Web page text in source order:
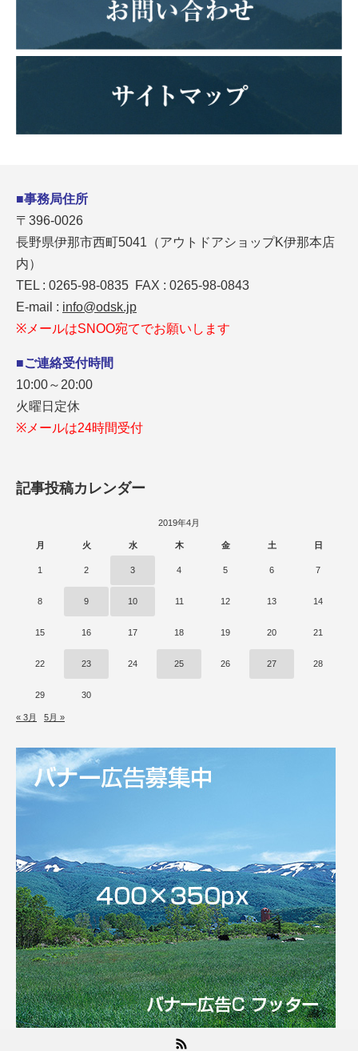
■事務局住所
〒396-0026
長野県伊那市西町5041（アウトドアショップK伊那本店
内）
TEL : 0265-98-0835 FAX : 0265-98-0843
E-mail : info@odsk.jp
※メールはSNOO宛てでお願いします
■ご連絡受付時間
10:00～20:00
火曜日定休
※メールは24時間受付
記事投稿カレンダー
2019年4月
月 火 水 木 金 土 日
1 2 3 4 5 6 7
8 9 10 11 12 13 14
15 16 17 18 19 20 21
22 23 24 25 26 27 28
29 30
« 3月 5月 »